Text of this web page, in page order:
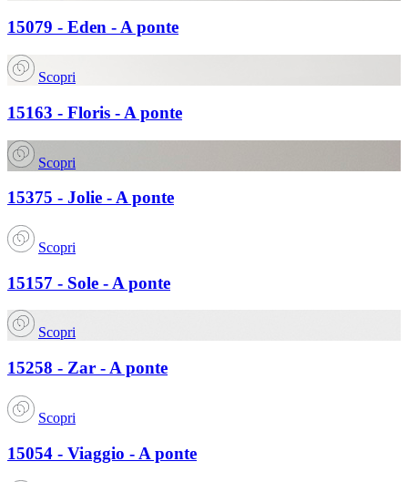
15079 - Eden - A ponte
Scopri
15163 - Floris - A ponte
Scopri
15375 - Jolie - A ponte
Scopri
15157 - Sole - A ponte
Scopri
15258 - Zar - A ponte
Scopri
15054 - Viaggio - A ponte